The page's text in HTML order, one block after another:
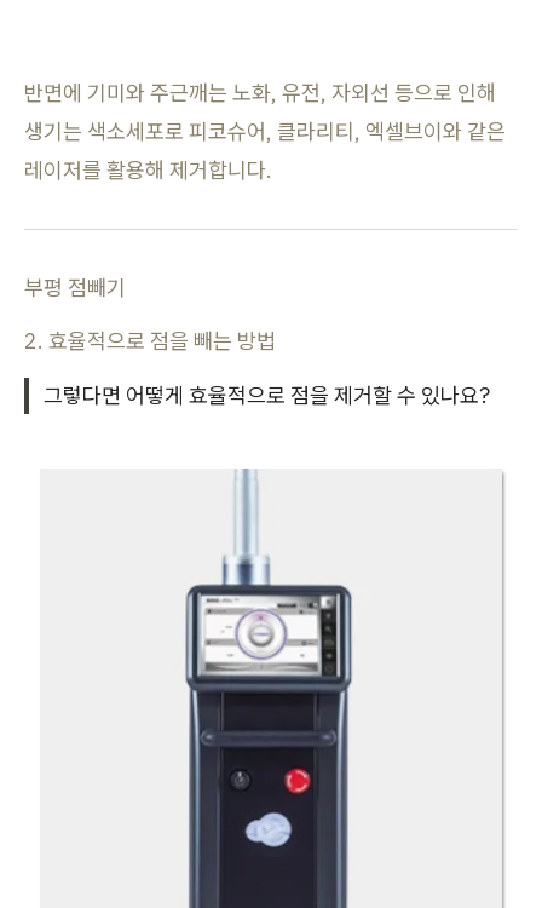
반면에 기미와 주근깨는 노화, 유전, 자외선 등으로 인해
생기는 색소세포로 피코슈어, 클라리티, 엑셀브이와 같은
레이저를 활용해 제거합니다.
부평 점빼기
2. 효율적으로 점을 빼는 방법
그렇다면 어떻게 효율적으로 점을 제거할 수 있나요?